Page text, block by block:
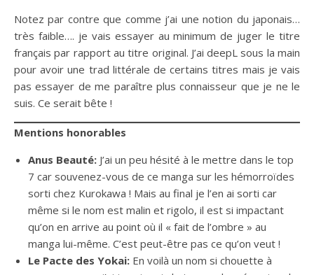
Notez par contre que comme j’ai une notion du japonais…
très faible…. je vais essayer au minimum de juger le titre
français par rapport au titre original. J’ai deepL sous la main
pour avoir une trad littérale de certains titres mais je vais
pas essayer de me paraître plus connaisseur que je ne le
suis. Ce serait bête !
Mentions honorables
Anus Beauté: J’ai un peu hésité à le mettre dans le top
7 car souvenez-vous de ce manga sur les hémorroïdes
sorti chez Kurokawa ! Mais au final je l’en ai sorti car
même si le nom est malin et rigolo, il est si impactant
qu’on en arrive au point où il « fait de l’ombre » au
manga lui-même. C’est peut-être pas ce qu’on veut !
Le Pacte des Yokai: En voilà un nom si chouette à